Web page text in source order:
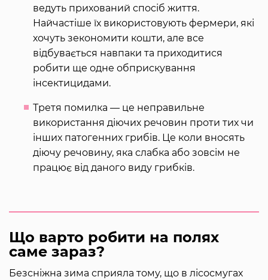
ведуть прихований спосіб життя.
Найчастіше їх використовують фермери, які
хочуть зекономити кошти, але все
відбувається навпаки та приходитися
робити ще одне обприскування
інсектицидами.
Третя помилка — це неправильне
використання діючих речовин проти тих чи
інших патогенних грибів. Це коли вносять
діючу речовину, яка слабка або зовсім не
працює від даного виду грибків.
Що варто робити на полях
саме зараз?
Безсніжна зима сприяла тому, що в лісосмугах